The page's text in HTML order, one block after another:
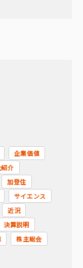
企業価値
介
加登住
サイエンス
近況
決算説明
株主総会